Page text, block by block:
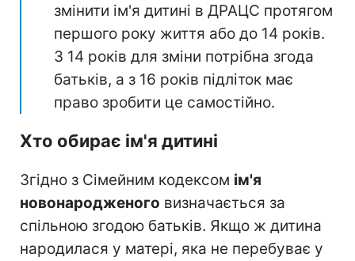
змінити ім'я дитині в ДРАЦС протягом
першого року життя або до 14 років.
З 14 років для зміни потрібна згода
батьків, а з 16 років підліток має
право зробити це самостійно.
Хто обирає ім'я дитині
Згідно з Сімейним кодексом ім'я
новонародженого визначається за
спільною згодою батьків. Якщо ж дитина
народилася у матері, яка не перебуває у